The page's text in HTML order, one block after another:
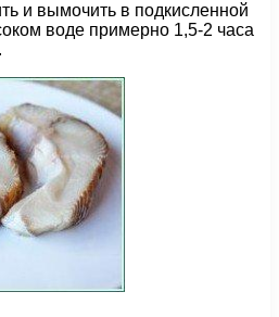
и вымочить в подкисленной
воде примерно 1,5-2 часа